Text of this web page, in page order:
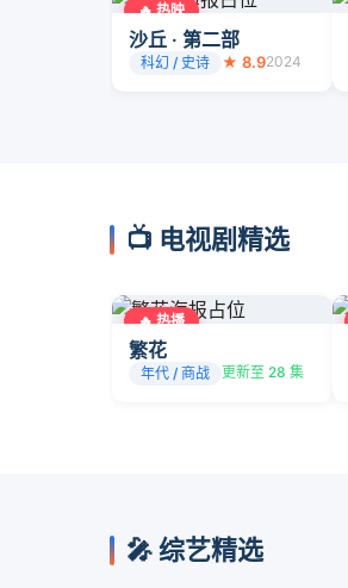
🔥 热映
沙丘 · 第二部
科幻 / 史诗 ★ 8.92024
📺 电视剧精选
🔥 热播
繁花
年代 / 商战 更新至 28 集
🎤 综艺精选